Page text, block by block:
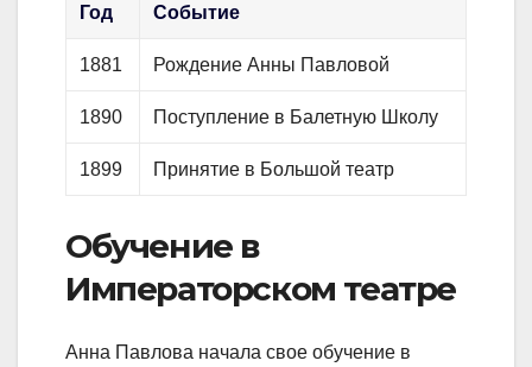
Год Событие
1881 Рождение Анны Павловой
1890 Поступление в Балетную Школу
1899 Принятие в Большой театр
Обучение в
Императорском театре
Анна Павлова начала свое обучение в